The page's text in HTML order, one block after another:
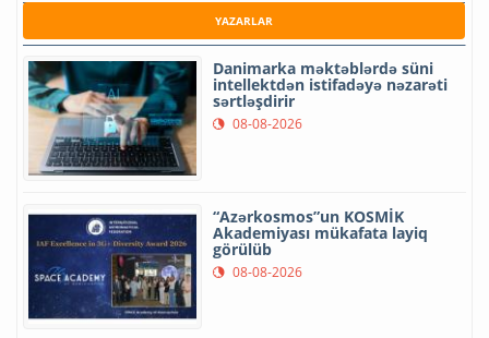
YAZARLAR
Danimarka məktəblərdə süni
intellektdən istifadəyə nəzarəti
sərtləşdirir
08-08-2026
“Azərkosmos”un KOSMİK
Akademiyası mükafata layiq
görülüb
08-08-2026